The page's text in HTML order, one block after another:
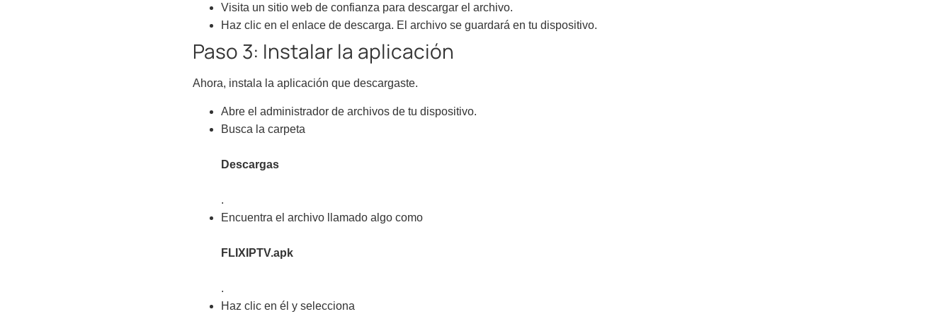
Visita un sitio web de confianza para descargar el archivo.
Haz clic en el enlace de descarga. El archivo se guardará en tu dispositivo.
Paso 3: Instalar la aplicación
Ahora, instala la aplicación que descargaste.
Abre el administrador de archivos de tu dispositivo.
Busca la carpeta
Descargas
.
Encuentra el archivo llamado algo como
FLIXIPTV.apk
.
Haz clic en él y selecciona